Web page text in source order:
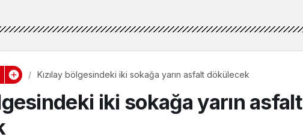
Kızılay bölgesindeki iki sokağa yarın asfalt dökülecek
iki sokağa yarın asfalt